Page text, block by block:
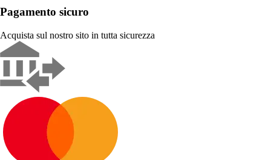
Pagamento sicuro
Acquista sul nostro sito in tutta sicurezza